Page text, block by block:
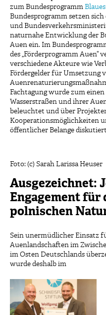
zum Bundesprogramm
Bundesprogramm setzen
und
naturnahe Entwicklung der
Auen ein. Im
des „Förderprogramm
verschiedene Akteure wie
Fördergelder für Umsetzung
Fachtagung wurde zum
Wasserstraßen und ihrer
beleuchtet und über
Kooperationsmöglichkeiten
öffentlicher Belange
Foto: (c) Sarah Larissa Heuser
Ausgezeichnet:
Engagement für
polnischen
Sein unermüdlicher Einsatz
Auenlandschaften im
im Osten Deutschlands
wurde deshalb im